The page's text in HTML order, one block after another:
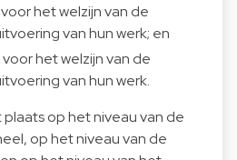
het welzijn van de
van hun werk; en
voor het welzijn van de
van hun werk.
plaats op het niveau van de
op het niveau van de